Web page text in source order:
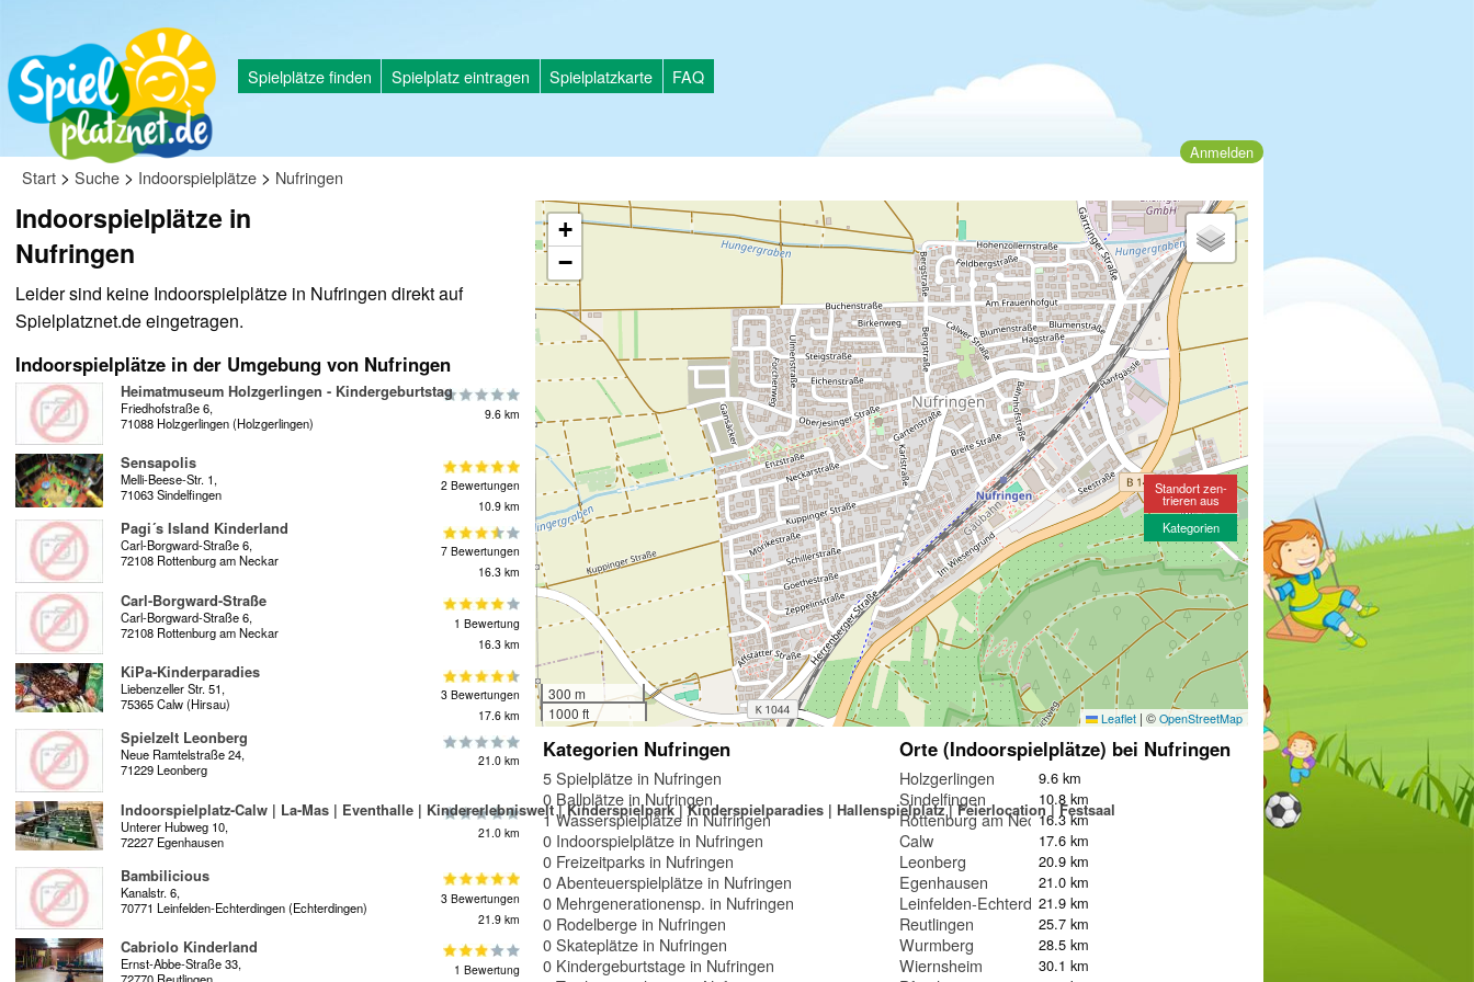
Spielplätze finden Spielplatz eintragen Spielplatzkarte FAQ
Anmelden
Start > Suche > Indoorspielplätze > Nufringen
Indoorspielplätze in
Nufringen
Leider sind keine Indoorspielplätze in Nufringen direkt auf
Spielplatznet.de eingetragen.
Indoorspielplätze in der Umgebung von Nufringen
Heimatmuseum Holzgerlingen - Kindergeburtstag
Friedhofstraße 6,
71088 Holzgerlingen (Holzgerlingen)
9.6 km
Sensapolis
Melli-Beese-Str. 1,
71063 Sindelfingen
2 Bewertungen
10.9 km
Pagi´s Island Kinderland
Carl-Borgward-Straße 6,
72108 Rottenburg am Neckar
7 Bewertungen
16.3 km
Carl-Borgward-Straße
Carl-Borgward-Straße 6,
72108 Rottenburg am Neckar
1 Bewertung
16.3 km
KiPa-Kinderparadies
Liebenzeller Str. 51,
75365 Calw (Hirsau)
3 Bewertungen
17.6 km
Spielzelt Leonberg
Neue Ramtelstraße 24,
71229 Leonberg
21.0 km
Indoorspielplatz-Calw | La-Mas | Eventhalle | Kindererlebniswelt | Kinderspielpark | Kinderspielparadies | Hallenspielplatz | Feierlocation | Festsaal
Unterer Hubweg 10,
72227 Egenhausen
21.0 km
Bambilicious
Kanalstr. 6,
70771 Leinfelden-Echterdingen (Echterdingen)
3 Bewertungen
21.9 km
Cabriolo Kinderland
Ernst-Abbe-Straße 33,
1 Bewertung
+
−
300 m
1000 ft
Leaflet | © OpenStreetMap
Standort zen-
trieren aus
Kategorien
Kategorien Nufringen
5 Spielplätze in Nufringen
0 Ballplätze in Nufringen
1 Wasserspielplätze in Nufringen
0 Indoorspielplätze in Nufringen
0 Freizeitparks in Nufringen
0 Abenteuerspielplätze in Nufringen
0 Mehrgenerationensp. in Nufringen
0 Rodelberge in Nufringen
0 Skateplätze in Nufringen
0 Kindergeburtstage in Nufringen
Orte (Indoorspielplätze) bei Nufringen
Holzgerlingen 9.6 km
Sindelfingen 10.8 km
Rottenburg am Neckar16.3 km
Calw 17.6 km
Leonberg 20.9 km
Egenhausen 21.0 km
Leinfelden-Echterdingen
21.9 km
Reutlingen 25.7 km
Wurmberg 28.5 km
Wiernsheim 30.1 km